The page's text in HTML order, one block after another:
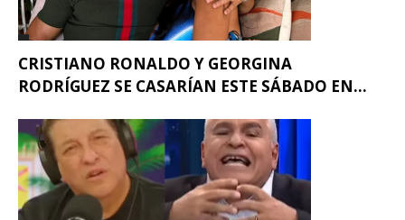
CRISTIANO RONALDO Y GEORGINA
RODRÍGUEZ SE CASARÍAN ESTE SÁBADO EN...